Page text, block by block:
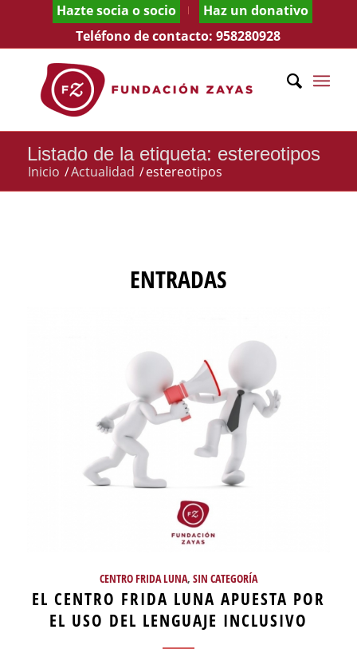
Hazte socia o socio
Haz un donativo
Teléfono de contacto:958280928
Listado de la etiqueta: estereotipos
Inicio /Actualidad /estereotipos
ENTRADAS
CENTRO FRIDA LUNA, SIN CATEGORÍA
EL CENTRO FRIDA LUNA APUESTA POR
EL USO DEL LENGUAJE INCLUSIVO